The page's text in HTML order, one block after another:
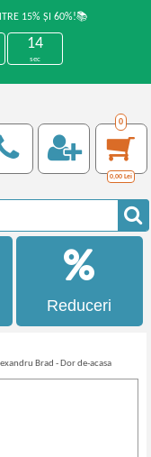
15% ȘI 60%!📚
14
sec
0
0,00 Lei
Reduceri
Brad - Dor de-acasa